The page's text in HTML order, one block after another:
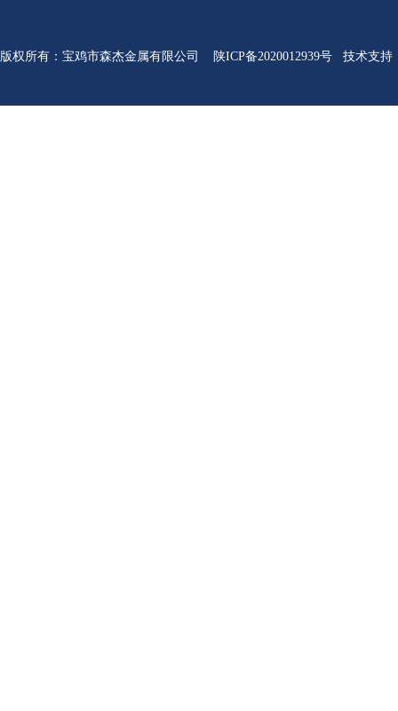
版权所有 ： 宝鸡市森杰金属有限公司 陕ICP备2020012939号 技术支持